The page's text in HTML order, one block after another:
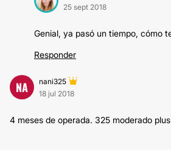
25 sept 2018
Genial, ya pasó un tiempo, cómo
Responder
NA
nani325
18 jul 2018
4 meses de operada. 325 moderado plus